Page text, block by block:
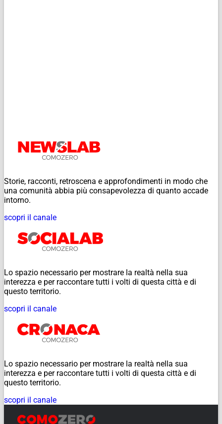
Storie, racconti, retroscena e approfondimenti in modo che
una comunità abbia più consapevolezza di quanto accade
intorno.
scopri il canale
Lo spazio necessario per mostrare la realtà nella sua
interezza e per raccontare tutti i volti di questa città e di
questo territorio.
scopri il canale
Lo spazio necessario per mostrare la realtà nella sua
interezza e per raccontare tutti i volti di questa città e di
questo territorio.
scopri il canale